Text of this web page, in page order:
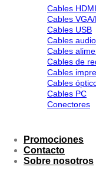
Cables HDMI
Cables VGA/
Cables USB
Cables audio
Cables
Cables de
Cables
Cables
Cables PC
Conectores
Promociones
Contacto
Sobre nosotros